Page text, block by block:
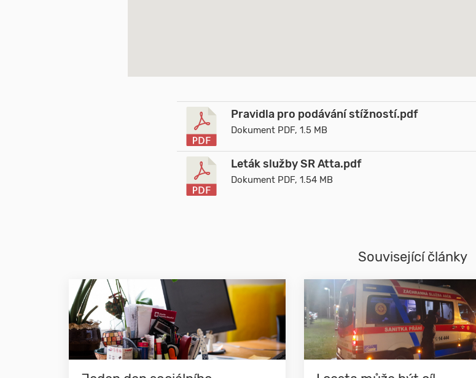
Pravidla pro podávání stížností.pdf
Dokument PDF, 1.5 MB
Leták služby SR Atta.pdf
Dokument PDF, 1.54 MB
Související články